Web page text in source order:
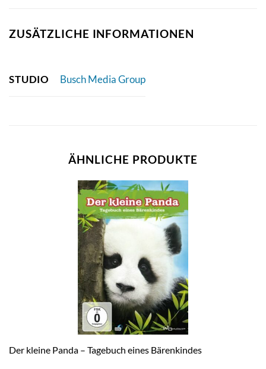
ZUSÄTZLICHE INFORMATIONEN
STUDIO Busch Media Group
ÄHNLICHE PRODUKTE
Der kleine Panda – Tagebuch eines Bärenkindes